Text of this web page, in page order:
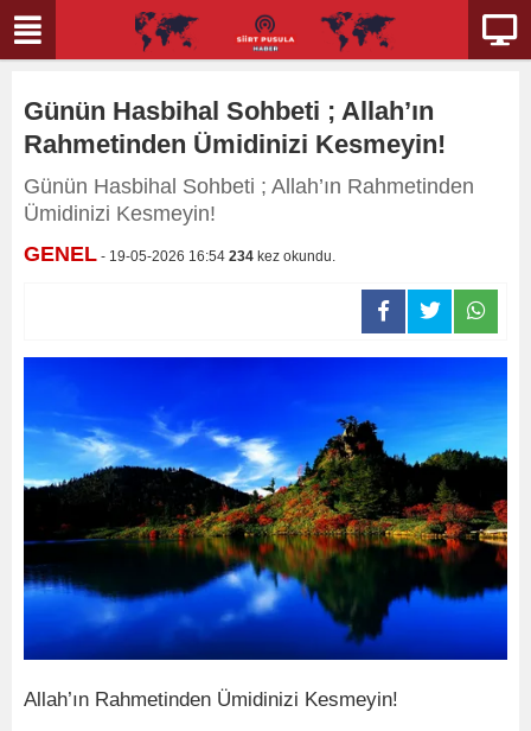
Günün Hasbihal Sohbeti ; Allah’ın
Rahmetinden Ümidinizi Kesmeyin!
Günün Hasbihal Sohbeti ; Allah’ın Rahmetinden
Ümidinizi Kesmeyin!
GENEL - 19-05-2026 16:54 234 kez okundu.
Allah’ın Rahmetinden Ümidinizi Kesmeyin!